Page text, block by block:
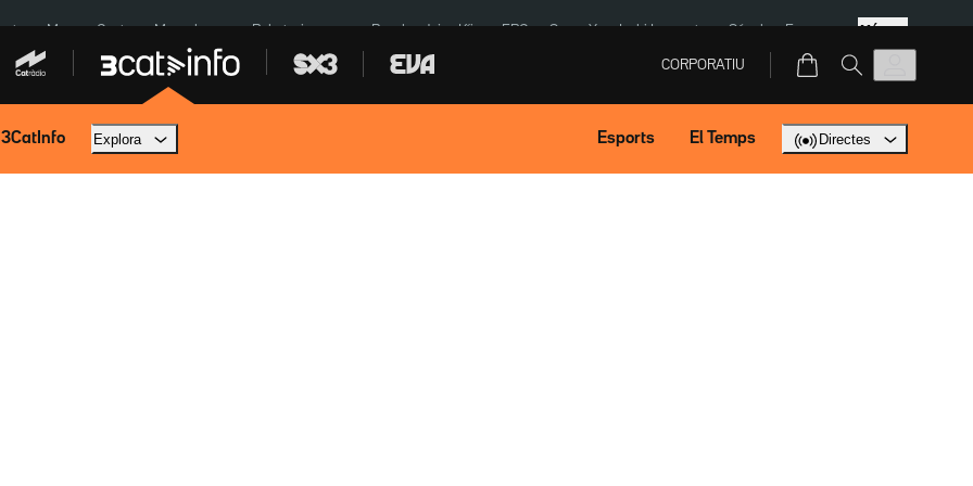
Menors Ceuta Mercabarna Robatoris coure Bombardejos Kíiv ERC SpaceX Isaki Lacuesta Sánchez Europa Més
CORPORATIU
3CatInfo Explora Esports El Temps Directes